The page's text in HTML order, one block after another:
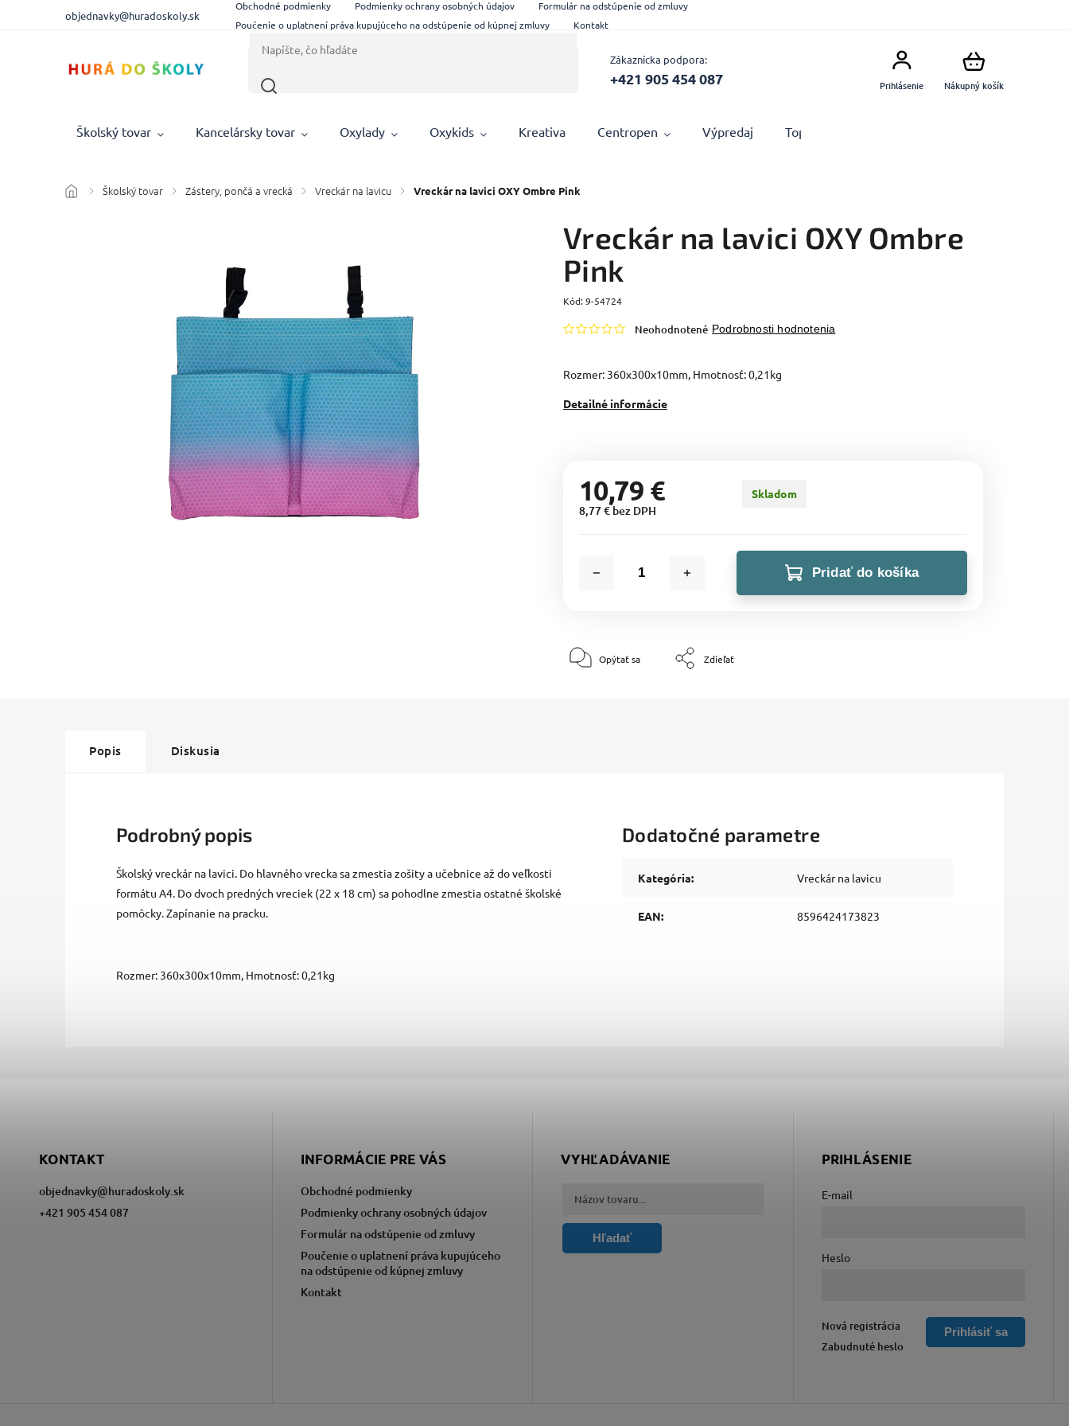
objednavky@huradoskoly.sk
Obchodné podmienky Podmienky ochrany osobných údajov
Formulár na odstúpenie od zmluvy
Poučenie o uplatnení práva kupujúceho na odstúpenie od kúpnej zmluvy
Kontakt
Zákaznícka podpora:
+421 905 454 087 Nákupný košík
Prihlásenie
Školský tovar Kancelársky tovar Oxylady Oxykids Kreativa Centropen Výpredaj Top produkty
/ Školský tovar / Zástery, pončá a vrecká / Vreckár na lavicu / Vreckár na lavici OXY Ombre Pink
Vreckár na lavici OXY Ombre
Pink
Kód:9-54724
Neohodnotené Podrobnosti hodnotenia
Rozmer: 360x300x10mm, Hmotnosť: 0,21kg
Detailné informácie
10,79 €
8,77 € bez DPH
Skladom
Pridať do košíka
Opýtať sa Zdieľať
Popis Diskusia
Podrobný popis
Školský vreckár na lavici. Do hlavného vrecka sa zmestia zošity a učebnice až do veľkosti
formátu A4. Do dvoch predných vreciek (22 x 18 cm) sa pohodlne zmestia ostatné školské
pomôcky. Zapínanie na pracku.
Rozmer: 360x300x10mm, Hmotnosť: 0,21kg
Dodatočné parametre
Kategória: Vreckár na lavicu
EAN: 8596424173823
KONTAKT
objednavky@huradoskoly.sk
+421 905 454 087
INFORMÁCIE PRE VÁS
Obchodné podmienky
Podmienky ochrany osobných údajov
Formulár na odstúpenie od zmluvy
Poučenie o uplatnení práva kupujúceho
na odstúpenie od kúpnej zmluvy
Kontakt
VYHĽADÁVANIE
Hľadať
PRIHLÁSENIE
E-mail
Heslo
Prihlásiť sa
Nová registrácia
Zabudnuté heslo